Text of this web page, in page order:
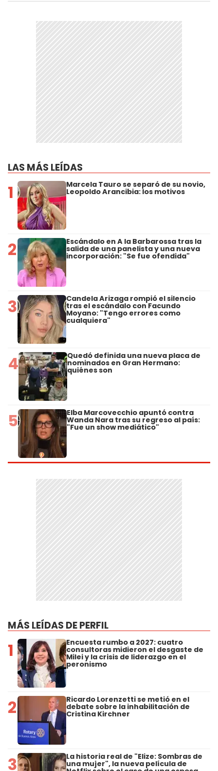
LAS MÁS LEÍDAS
1 Marcela Tauro se separó de su novio,
Leopoldo Arancibia: los motivos
2 Escándalo en A la Barbarossa tras la
salida de una panelista y una nueva
incorporación: "Se fue ofendida"
3 Candela Arizaga rompió el silencio
tras el escándalo con Facundo
Moyano: "Tengo errores como
cualquiera"
4 Quedó definida una nueva placa de
nominados en Gran Hermano:
quiénes son
5 Elba Marcovecchio apuntó contra
Wanda Nara tras su regreso al país:
"Fue un show mediático"
MÁS LEÍDAS DE PERFIL
1 Encuesta rumbo a 2027: cuatro
consultoras midieron el desgaste de
Milei y la crisis de liderazgo en el
peronismo
2 Ricardo Lorenzetti se metió en el
debate sobre la inhabilitación de
Cristina Kirchner
3 La historia real de "Elize: Sombras de
una mujer", la nueva película de